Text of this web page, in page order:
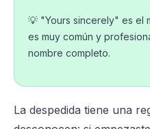
💡 "Yours sincerely" es el
es muy común y
nombre completo.
La despedida tiene una